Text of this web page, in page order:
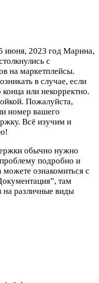
июня, 2023 год Марина,
с
на маркетплейсы.
в случае, если
или некорректно.
Пожалуйста,
номер вашего
Всё изучим и
обычно нужно
подробно и
ознакомиться с
там
на различные виды